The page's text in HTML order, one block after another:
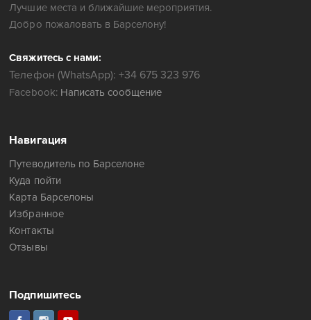
Лучшие места и ближайшие мероприятия.
Добро пожаловать в Барселону!
Свяжитесь с нами:
Телефон (WhatsApp): +34 675 323 976
Facebook: Написать сообщение
Навигация
Путеводитель по Барселоне
Куда пойти
Карта Барселоны
Избранное
Контакты
Отзывы
Подпишитесь